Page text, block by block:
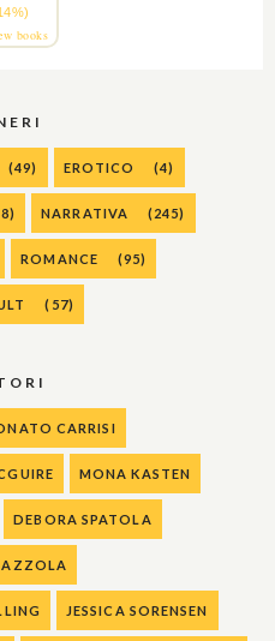
books
(49) EROTICO (4)
NARRATIVA (245)
ROMANCE (95)
(57)
CARRISI
MONA KASTEN
DEBORA SPATOLA
JESSICA SORENSEN